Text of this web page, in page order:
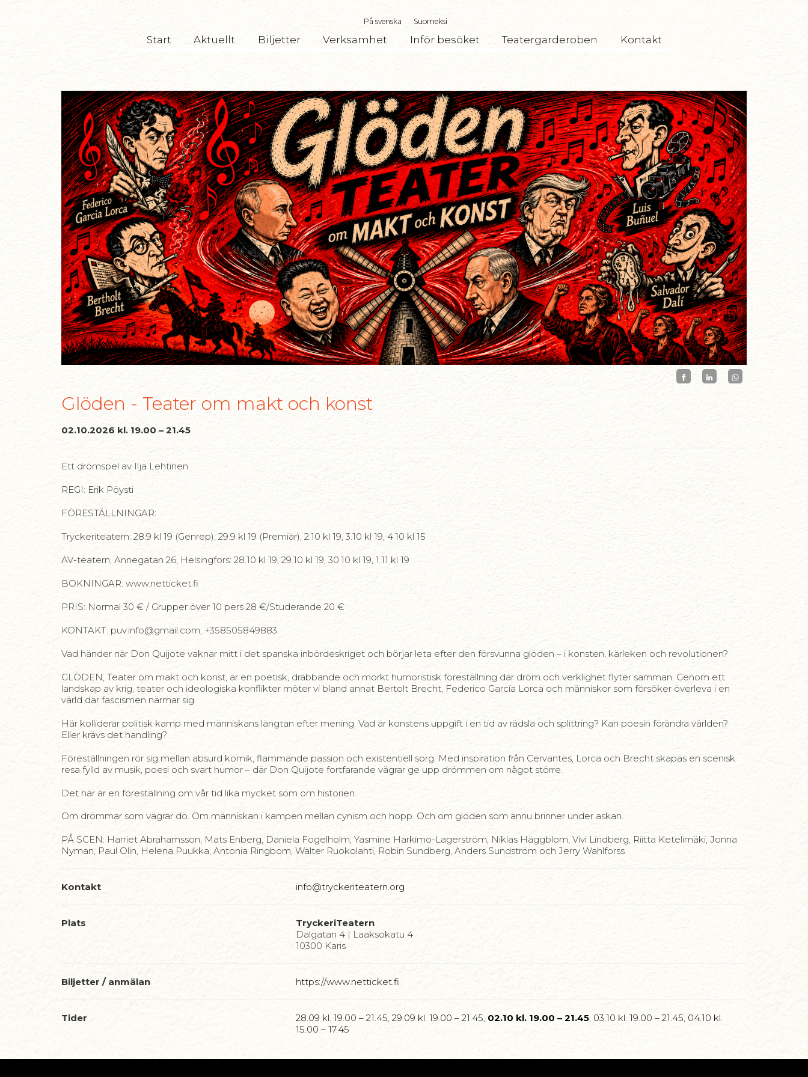
På svenska Suomeksi
Start Aktuellt Biljetter Verksamhet Inför besöket Teatergarderoben Kontakt
Glöden - Teater om makt och konst
02.10.2026 kl. 19.00 – 21.45
Ett drömspel av Ilja Lehtinen
REGI: Erik Pöysti
FÖRESTÄLLNINGAR:
Tryckeriteatern: 28.9 kl 19 (Genrep), 29.9 kl 19 (Premiär), 2.10 kl 19, 3.10 kl 19, 4.10 kl 15
AV-teatern, Annegatan 26, Helsingfors: 28.10 kl 19, 29.10 kl 19, 30.10 kl 19, 1.11 kl 19
BOKNINGAR: www.netticket.fi
PRIS: Normal 30 € / Grupper över 10 pers 28 €/Studerande 20 €
KONTAKT: puv.info@gmail.com, +358505849883
Vad händer när Don Quijote vaknar mitt i det spanska inbördeskriget och börjar leta efter den försvunna glöden – i konsten, kärleken och revolutionen?
GLÖDEN, Teater om makt och konst, är en poetisk, drabbande och mörkt humoristisk föreställning där dröm och verklighet flyter samman. Genom ett
landskap av krig, teater och ideologiska konflikter möter vi bland annat Bertolt Brecht, Federico García Lorca och människor som försöker överleva i en
värld där fascismen närmar sig.
Här kolliderar politisk kamp med människans längtan efter mening. Vad är konstens uppgift i en tid av rädsla och splittring? Kan poesin förändra världen?
Eller krävs det handling?
Föreställningen rör sig mellan absurd komik, flammande passion och existentiell sorg. Med inspiration från Cervantes, Lorca och Brecht skapas en scenisk
resa fylld av musik, poesi och svart humor – där Don Quijote fortfarande vägrar ge upp drömmen om något större.
Det här är en föreställning om vår tid lika mycket som om historien.
Om drömmar som vägrar dö. Om människan i kampen mellan cynism och hopp. Och om glöden som ännu brinner under askan.
PÅ SCEN: Harriet Abrahamsson, Mats Enberg, Daniela Fogelholm, Yasmine Harkimo-Lagerström, Niklas Häggblom, Vivi Lindberg, Riitta Ketelimäki, Jonna
Nyman, Paul Olin, Helena Puukka, Antonia Ringbom, Walter Ruokolahti, Robin Sundberg, Anders Sundström och Jerry Wahlforss
Kontakt info@tryckeriteatern.org
Plats
TryckeriTeatern
Dalgatan 4 | Laaksokatu 4
10300 Karis
Biljetter / anmälan https://www.netticket.fi
Tider 28.09 kl. 19.00 – 21.45, 29.09 kl. 19.00 – 21.45, 02.10 kl. 19.00 – 21.45, 03.10 kl. 19.00 – 21.45, 04.10 kl.
15.00 – 17.45